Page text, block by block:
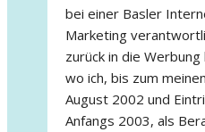
bei einer Basler
Marketing
zurück in die
wo ich, bis zum
August 2002 und
Anfangs 2003, als